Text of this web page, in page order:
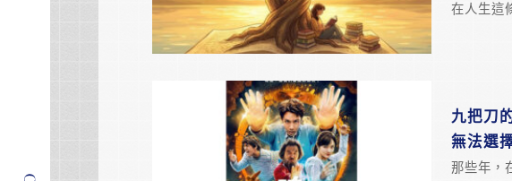
在人生這
九把刀
無法選
那些年，